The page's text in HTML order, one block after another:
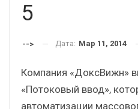
5
--> Дата: Мар 11, 2014
Компания «ДоксВижн»
«Потоковый ввод»,
автоматизации